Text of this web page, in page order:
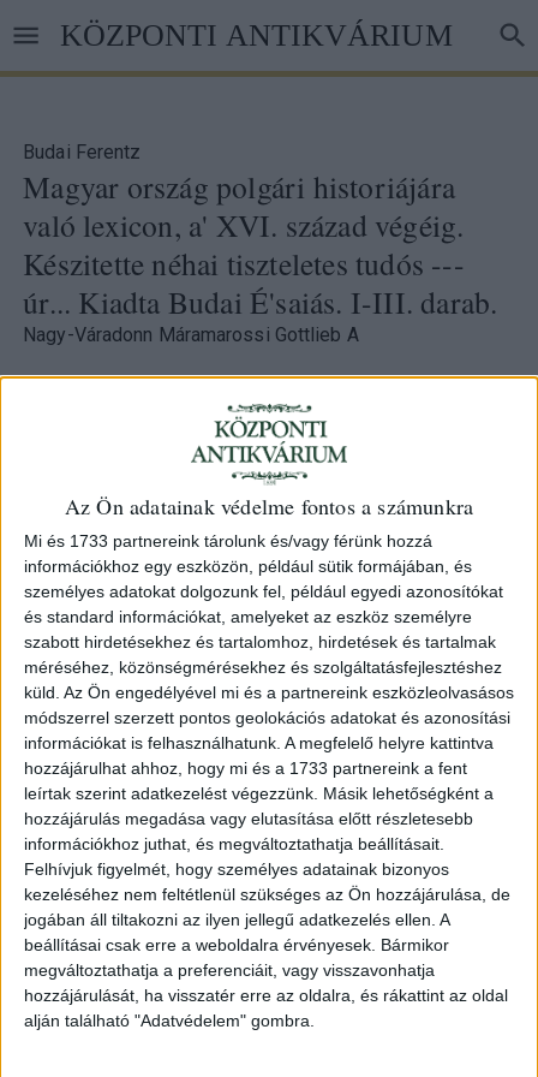
Az Ön adatainak védelme fontos a számunkra
Mi és 1733 partnereink tárolunk és/vagy férünk hozzá
információkhoz egy eszközön, például sütik formájában, és
személyes adatokat dolgozunk fel, például egyedi azonosítókat
és standard információkat, amelyeket az eszköz személyre
szabott hirdetésekhez és tartalomhoz, hirdetések és tartalmak
méréséhez, közönségmérésekhez és szolgáltatásfejlesztéshez
küld. Az Ön engedélyével mi és a partnereink eszközleolvasásos
módszerrel szerzett pontos geolokációs adatokat és azonosítási
információkat is felhasználhatunk. A megfelelő helyre kattintva
hozzájárulhat ahhoz, hogy mi és a 1733 partnereink a fent
leírtak szerint adatkezelést végezzünk. Másik lehetőségként a
hozzájárulás megadása vagy elutasítása előtt részletesebb
információkhoz juthat, és megváltoztathatja beállításait.
Felhívjuk figyelmét, hogy személyes adatainak bizonyos
kezeléséhez nem feltétlenül szükséges az Ön hozzájárulása, de
jogában áll tiltakozni az ilyen jellegű adatkezelés ellen. A
beállításai csak erre a weboldalra érvényesek. Bármikor
megváltoztathatja a preferenciáit, vagy visszavonhatja
hozzájárulását, ha visszatér erre az oldalra, és rákattint az oldal
alján található "Adatvédelem" gombra.
tartalomra
KÖZPONTI ANTIKVÁRIUM
Budai Ferentz
Magyar ország polgári historiájára
való lexicon, a' XVI. század végéig.
Készitette néhai tiszteletes tudós ---
úr... Kiadta Budai É'saiás. I-III. darab.
Nagy-Váradonn Máramarossi Gottlieb A
XII+627p.; (2)+754p.; (8)+768p.
Enyhén viseltes, aranyozott gerincű, korabeli félbőr-
kötésben. Az első és harmadik kötetek alsó sarkán kis
sérüléssel.
Cím: 1053 Budapest., Múzeum krt. 13-15.
Telefon
: +36 1 317 3514
Nyitva: hétköznap 10-18h, szombat 10-14h